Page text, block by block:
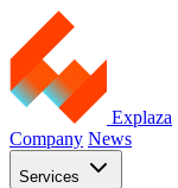
Explaza
Company News
Services